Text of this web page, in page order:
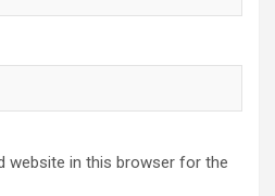
website in this browser for the